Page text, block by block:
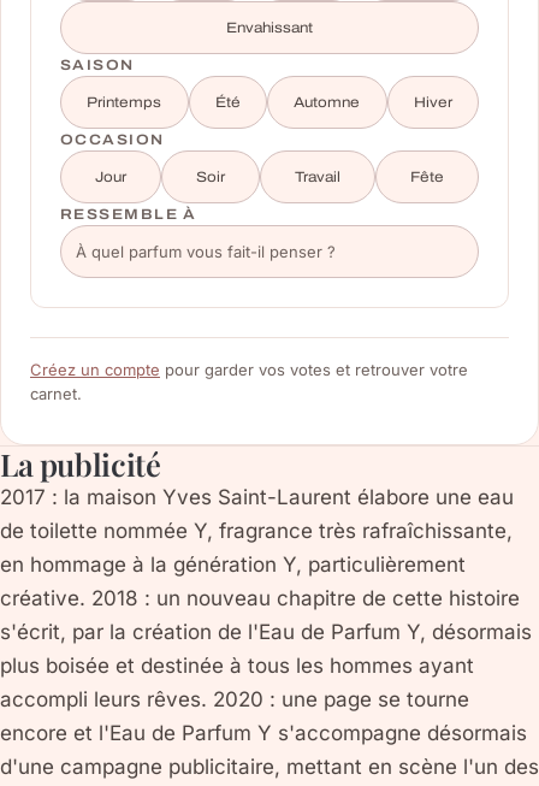
Envahissant
SAISON
Printemps Été Automne Hiver
OCCASION
Jour Soir Travail Fête
RESSEMBLE À
Créez un compte pour garder vos votes et retrouver votre
carnet.
La publicité
2017 : la maison Yves Saint-Laurent élabore une eau
de toilette nommée Y, fragrance très rafraîchissante,
en hommage à la génération Y, particulièrement
créative. 2018 : un nouveau chapitre de cette histoire
s'écrit, par la création de l'Eau de Parfum Y, désormais
plus boisée et destinée à tous les hommes ayant
accompli leurs rêves. 2020 : une page se tourne
encore et l'Eau de Parfum Y s'accompagne désormais
d'une campagne publicitaire, mettant en scène l'un des